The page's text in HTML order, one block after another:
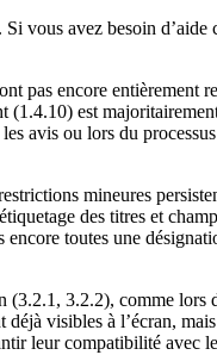
vous avez besoin
pas encore
est
avis ou lors du
mineures
des titres et
toutes une
3.2.2), comme
visibles à l’écran,
leur compatibilité avec